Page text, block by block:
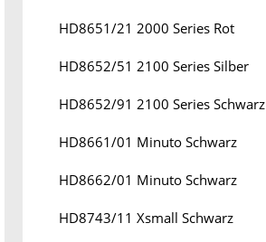
HD8651/21 2000 Series Rot
HD8652/51 2100 Series Silber
HD8652/91 2100 Series Schwarz
HD8661/01 Minuto Schwarz
HD8662/01 Minuto Schwarz
HD8743/11 Xsmall Schwarz